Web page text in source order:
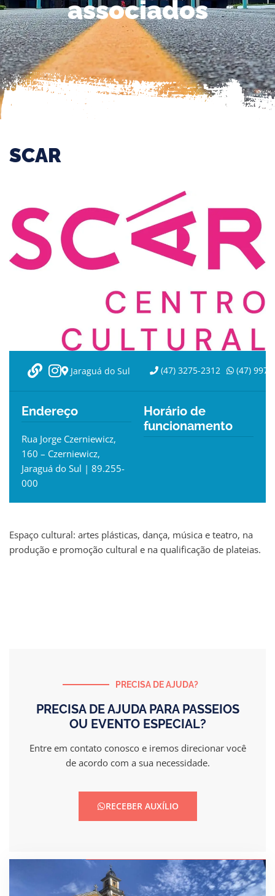
associados
SCAR
Jaraguá do Sul (47) 3275-2312 (47)
Endereço
Rua Jorge Czerniewicz,
160 – Czerniewicz,
Jaraguá do Sul | 89.255-
000
Horário de
funcionamento
Espaço cultural: artes plásticas, dança, música e teatro, na
produção e promoção cultural e na qualificação de plateias.
PRECISA DE AJUDA?
PRECISA DE AJUDA PARA PASSEIOS
OU EVENTO ESPECIAL?
Entre em contato conosco e iremos direcionar você
de acordo com a sua necessidade.
RECEBER AUXÍLIO